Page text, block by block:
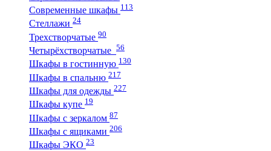
Современные шкафы 113
Стеллажи 24
Трехстворчатые 90
Четырёхстворчатые 56
Шкафы в гостинную 130
Шкафы в спальню 217
Шкафы для одежды 227
Шкафы купе 19
Шкафы с зеркалом 87
Шкафы с ящиками 206
Шкафы ЭКО 23